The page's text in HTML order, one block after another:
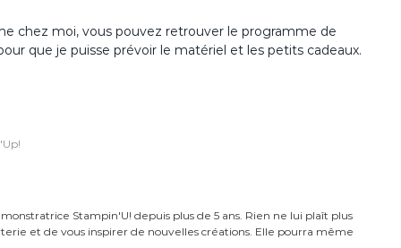
chez moi, vous pouvez retrouver le programme de
que je puisse prévoir le matériel et les petits cadeaux.
Stampin'U! depuis plus de 5 ans. Rien ne lui plaît plus
et de vous inspirer de nouvelles créations. Elle pourra même